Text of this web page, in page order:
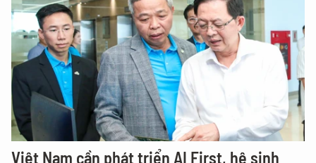
Việt Nam cần phát triển AI First, hệ sinh